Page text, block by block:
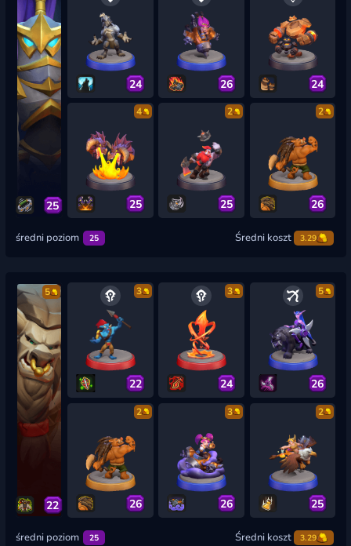
25
24 26 24
4
25
2
25
2
26
średni poziom 25 Średni koszt 3.29
5
22
3
22
3
24
5
26
2
26
3
26
2
25
średni poziom 25 Średni koszt 3.29